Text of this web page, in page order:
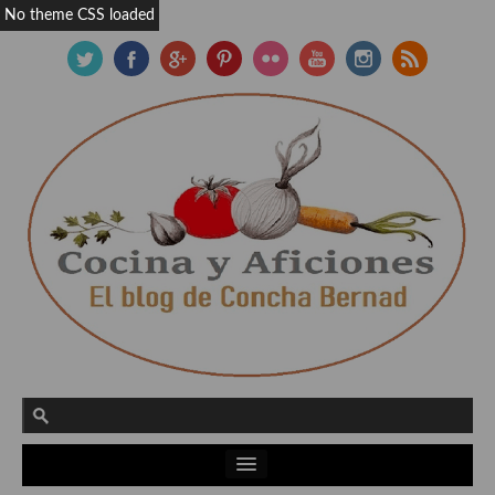
No theme CSS loaded